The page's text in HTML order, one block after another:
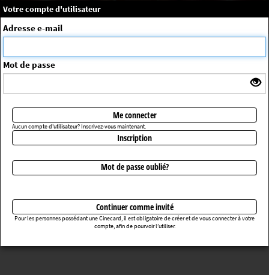
Message système
La séance choisie n'a pas été trouvée
Votre compte d'utilisateur
Adresse e-mail
Mot de passe
Me connecter
Aucun compte d'utilisateur? Inscrivez-vous maintenant.
Inscription
Mot de passe oublié?
Continuer comme invité
Pour les personnes possédant une Cinecard, il est obligatoire de créer et de vous connecter à votre
compte, afin de pourvoir l’utiliser.